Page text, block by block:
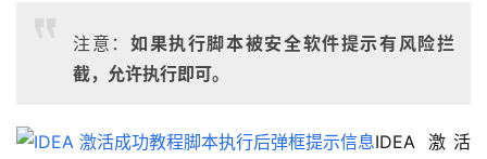
注意： 如果执行脚本被安全软件提示有风险拦
截，允许执行即可。
IDEA 激活